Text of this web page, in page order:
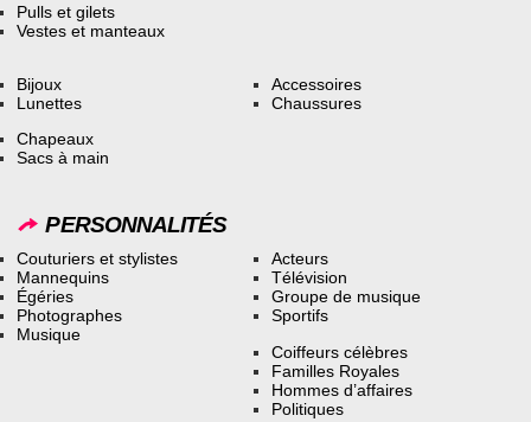
Pulls et gilets
Vestes et manteaux
Bijoux
Lunettes
Accessoires
Chaussures
Chapeaux
Sacs à main
PERSONNALITÉS
Couturiers et stylistes
Mannequins
Égéries
Photographes
Musique
Acteurs
Télévision
Groupe de musique
Sportifs
Coiffeurs célèbres
Familles Royales
Hommes d’affaires
Politiques